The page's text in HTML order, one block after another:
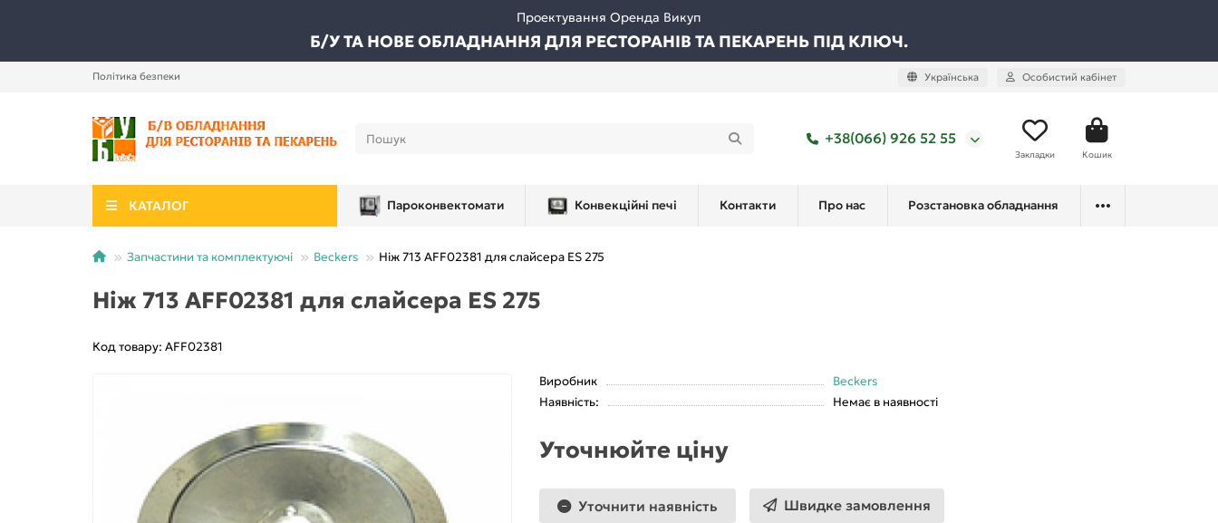
Проектування Оренда Викуп
Б/У ТА НОВЕ ОБЛАДНАННЯ ДЛЯ РЕСТОРАНІВ ТА ПЕКАРЕНЬ ПІД КЛЮЧ.
Політика безпеки Українська Особистий кабінет
+38(066) 926 52 55
Закладки Кошик
КАТАЛОГ Пароконвектомати Конвекційні печі Контакти Про нас Розстановка обладнання
Запчастини та комплектуючі Beckers Ніж 713 AFF02381 для слайсера ES 275
Ніж 713 AFF02381 для слайсера ES 275
Код товару: AFF02381
Виробник
Beckers
Наявність:
Немає в наявності
Уточнюйте ціну
Уточнити наявність Швидке замовлення